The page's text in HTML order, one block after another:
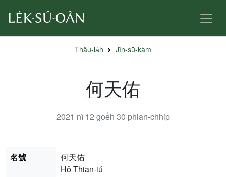
Thâu-ia̍h Jîn-sū-kàm
何天佑
2021 nî 12 goe̍h 30 phian-chhip
名號
何天佑
Hô Thian-iú